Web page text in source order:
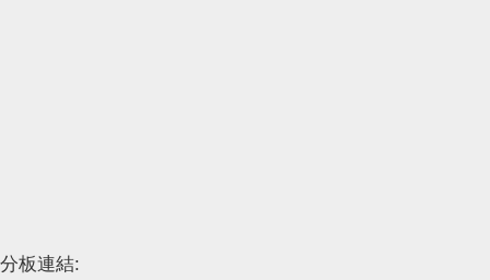
分板連結: